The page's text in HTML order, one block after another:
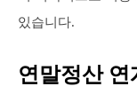
있습니다.
연말정산 연